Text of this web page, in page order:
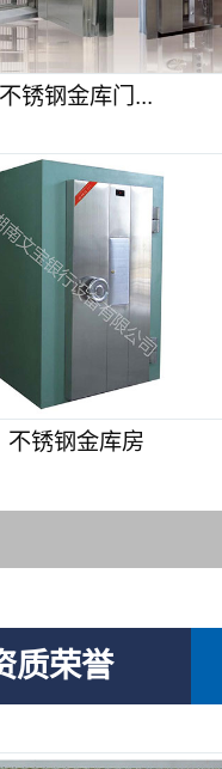
不锈钢金库门...
不锈钢金库房
质荣誉